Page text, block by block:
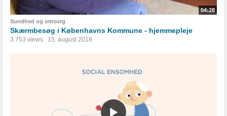
04:28
Sundhed og omsorg
Skærmbesøg i Københavns Kommune - hjemmepleje
3.753 views 15. august 2018